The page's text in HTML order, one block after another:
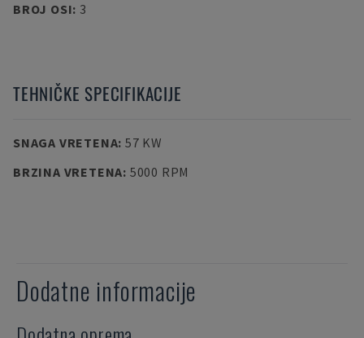
BROJ OSI: 3
TEHNIČKE SPECIFIKACIJE
SNAGA VRETENA: 57 KW
BRZINA VRETENA: 5000 RPM
Dodatne informacije